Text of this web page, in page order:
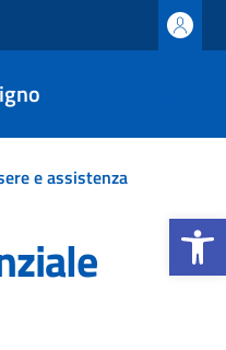
Apri la
e assistenza